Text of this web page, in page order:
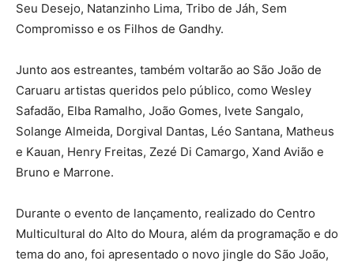
Seu Desejo, Natanzinho Lima, Tribo de Jáh, Sem
Compromisso e os Filhos de Gandhy.
Junto aos estreantes, também voltarão ao São João de
Caruaru artistas queridos pelo público, como Wesley
Safadão, Elba Ramalho, João Gomes, Ivete Sangalo,
Solange Almeida, Dorgival Dantas, Léo Santana, Matheus
e Kauan, Henry Freitas, Zezé Di Camargo, Xand Avião e
Bruno e Marrone.
Durante o evento de lançamento, realizado do Centro
Multicultural do Alto do Moura, além da programação e do
tema do ano, foi apresentado o novo jingle do São João,